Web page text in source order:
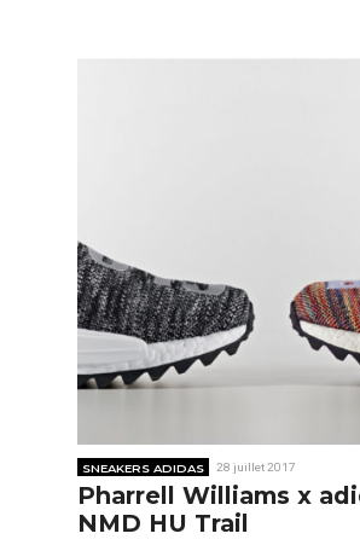
SNEAKERS ADIDAS 28 juillet 2017
Pharrell Williams x
NMD HU Trail